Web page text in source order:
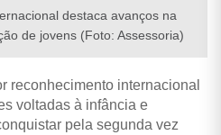
destaca avanços na
de jovens (Foto: Assessoria)
reconhecimento internacional
voltadas à infância e
pela segunda vez